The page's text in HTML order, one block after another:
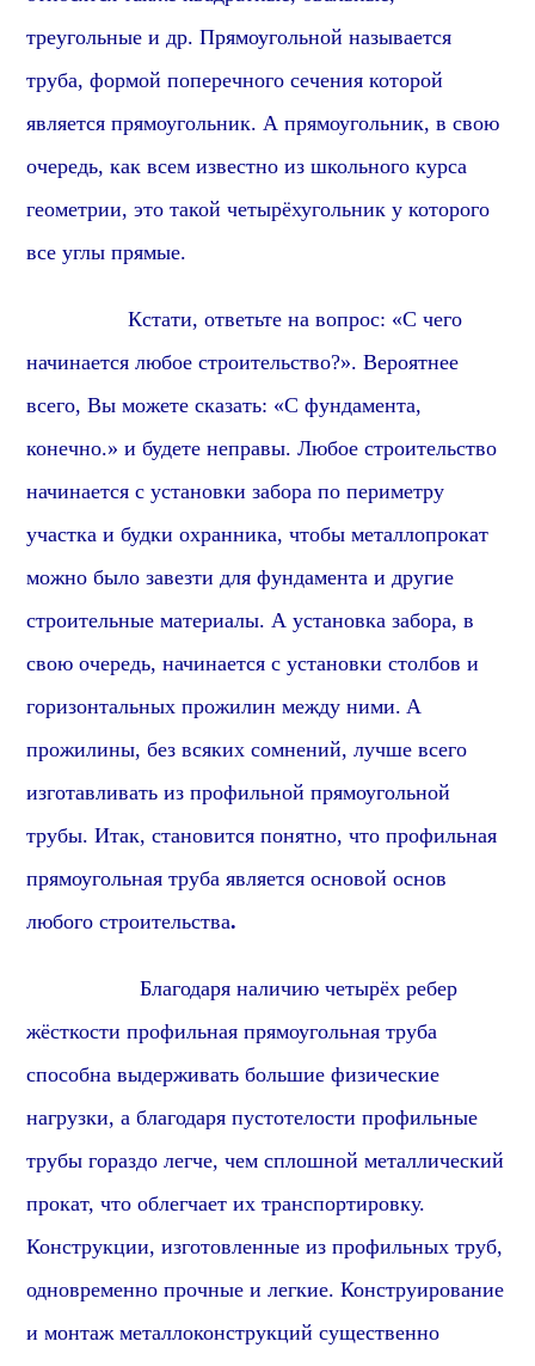
треугольные и др.Прямоугольной называется
труба, формой поперечного сечения которой
являетсяпрямоугольник. Апрямоугольник, в свою
очередь, как всем известно из школьного курса
геометрии, это такой четырёхугольник у которого
все углыпрямые.
Кстати, ответьте на вопрос: «С чего
начинается любое строительство?». Вероятнее
всего, Вы можете сказать: «С фундамента,
конечно.» и будете неправы. Любое строительство
начинается с установки забора по периметру
участка и будки охранника, чтобы металлопрокат
можно было завезти для фундамента и другие
строительные материалы. А установка забора, в
свою очередь, начинается с установки столбови
горизонтальных прожилин между ними. А
прожилины, без всяких сомнений, лучше всего
изготавливать изпрофильнойпрямоугольной
трубы. Итак,становится понятно, чтопрофильная
прямоугольная труба является основой основ
любого строительства.
Благодаря наличию четырёх ребер
жёсткостипрофильнаяпрямоугольная труба
способна выдерживать большие физические
нагрузки, а благодаря пустотелостипрофильные
трубы гораздо легче, чем сплошной металлический
прокат, что облегчает их транспортировку.
Конструкции, изготовленные изпрофильных труб,
одновременно прочные и легкие. Конструирование
и монтаж металлоконструкций существенно